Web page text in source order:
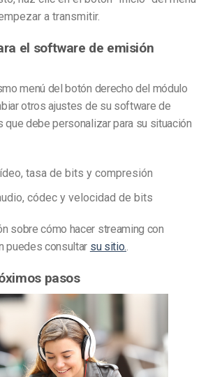
a transmitir.
el software de emisión
menú del botón derecho del módulo
otros ajustes de su software de
que debe personalizar para su situación
tasa de bits y compresión
códec y velocidad de bits
sobre cómo hacer streaming con
puedes consultar su sitio..
pasos